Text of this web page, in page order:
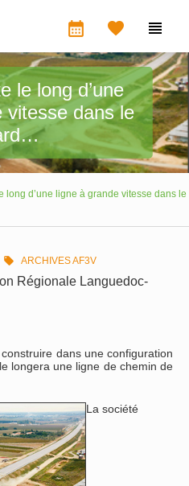
calendar_month  
le long d’une
vitesse dans le
long d’une ligne à grande vitesse dans le
 ARCHIVES AF3V
Régionale Languedoc-
dans une configuration
longera une ligne de chemin de
La société